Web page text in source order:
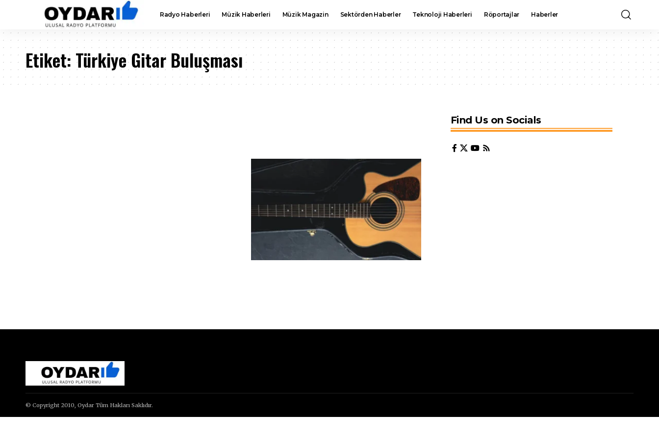
Radyo Haberleri Müzik Haberleri Müzik Magazin Sektörden Haberler Teknoloji Haberleri Röportajlar Haberler
Etiket: Türkiye Gitar Buluşması
Find Us on Socials
© Copyright 2010, Oydar Tüm Hakları Saklıdır.